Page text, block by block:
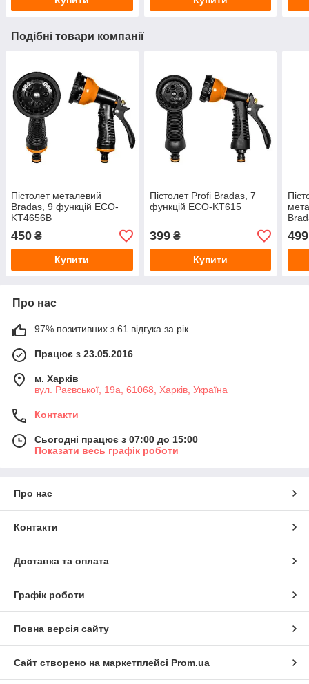
Подібні товари компанії
Пістолет металевий
Bradas, 9 функцій ECO-
KT4656B
450 ₴
Купити
Пістолет Profi Bradas, 7
функцій ECO-KT615
399₴
Купити
499
Про нас
97% позитивних з 61 відгука за рік
Працює з 23.05.2016
м. Харків
вул. Раєвської, 19а, 61068, Харків, Україна
Контакти
Сьогодні працює з 07:00 до 15:00
Показати весь графік роботи
Про нас
Контакти
Доставка та оплата
Графік роботи
Повна версія сайту
Сайт створено на маркетплейсі Prom.ua